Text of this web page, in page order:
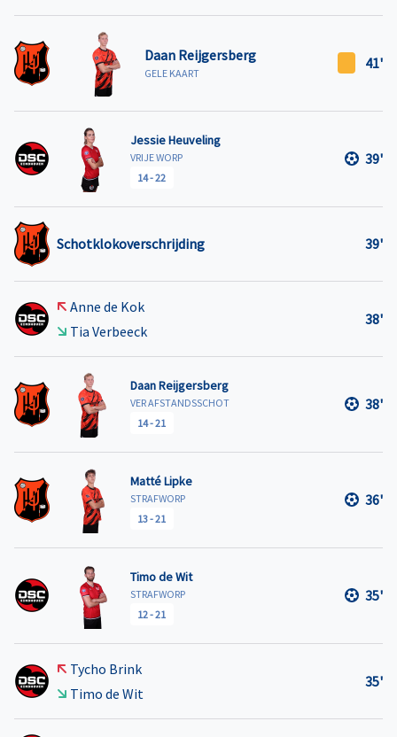
Daan Reijgersberg
GELE KAART
41'
Jessie Heuveling
VRIJE WORP
14-22
39'
Schotklokoverschrijding 39'
Anne de Kok
Tia Verbeeck
38'
Daan Reijgersberg
VER AFSTANDSSCHOT
14-21
38'
Matté Lipke
STRAFWORP
13-21
36'
Timo de Wit
STRAFWORP
12-21
35'
Tycho Brink
Timo de Wit
35'